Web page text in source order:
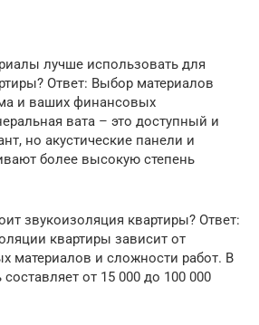
лучше использовать для
Ответ: Выбор материалов
и ваших финансовых
вата – это доступный и
но акустические панели и
более высокую степень
звукоизоляция квартиры? Ответ:
квартиры зависит от
материалов и сложности работ. В
от 15 000 до 100 000